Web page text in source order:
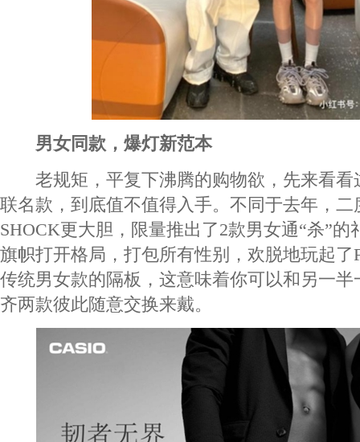
男女同款，爆灯新范本
老规矩，平复下沸腾的购物欲，先来看看
联名款，到底值不值得入手。不同于去年，二
SHOCK更大胆，限量推出了2款男女通“杀”的
旗帜打开格局，打包所有性别，欢脱地玩起了
传统男女款的隔板，这意味着你可以和另一
齐两款彼此随意交换来戴。